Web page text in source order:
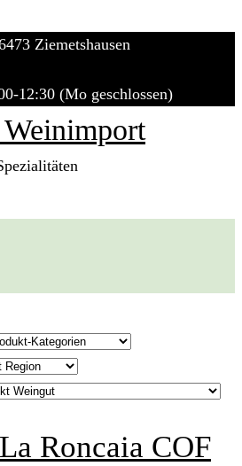
Ziemetshausen
12:30 (Mo geschlossen)
Roncaia COF